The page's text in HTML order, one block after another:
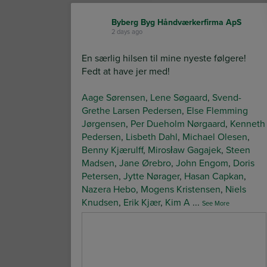
Byberg Byg Håndværkerfirma ApS
2 days ago
En særlig hilsen til mine nyeste følgere!
Fedt at have jer med!
Aage Sørensen, Lene Søgaard, Svend-
Grethe Larsen Pedersen, Else Flemming
Jørgensen, Per Dueholm Nørgaard, Kenneth
Pedersen, Lisbeth Dahl, Michael Olesen,
Benny Kjærulff, Mirosław Gagajek, Steen
Madsen,Jane Ørebro,John Engom, Doris
Petersen,Jytte Nørager, Hasan Capkan,
Nazera Hebo, Mogens Kristensen, Niels
Knudsen, Erik Kjær, Kim A ...See More